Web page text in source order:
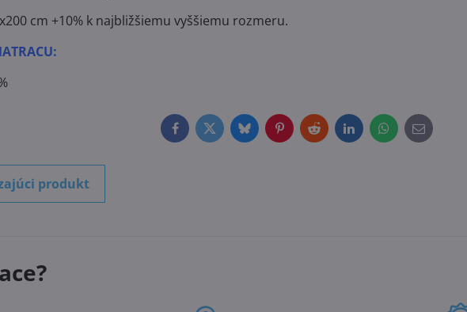
cm +10% k najbližšiemu vyššiemu rozmeru.
FacebookTwitterBlueskyPinterestRedditLinkedInWhatsApp
E-
mail
produkt